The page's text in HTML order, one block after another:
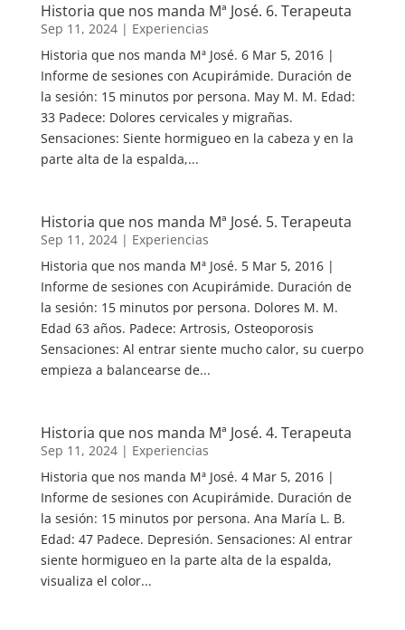
Historia que nos manda Mª José. 6. Terapeuta
Sep 11, 2024| Experiencias
Historia que nos manda Mª José. 6 Mar 5, 2016 |
Informe de sesiones con Acupirámide. Duración de
la sesión: 15 minutos por persona. May M. M. Edad:
33 Padece: Dolores cervicales y migrañas.
Sensaciones: Siente hormigueo en la cabeza y en la
parte alta de la espalda,...
Historia que nos manda Mª José. 5. Terapeuta
Sep 11, 2024| Experiencias
Historia que nos manda Mª José. 5 Mar 5, 2016 |
Informe de sesiones con Acupirámide. Duración de
la sesión: 15 minutos por persona. Dolores M. M.
Edad 63 años. Padece: Artrosis, Osteoporosis
Sensaciones: Al entrar siente mucho calor, su cuerpo
empieza a balancearse de...
Historia que nos manda Mª José. 4. Terapeuta
Sep 11, 2024| Experiencias
Historia que nos manda Mª José. 4 Mar 5, 2016 |
Informe de sesiones con Acupirámide. Duración de
la sesión: 15 minutos por persona. Ana María L. B.
Edad: 47 Padece. Depresión. Sensaciones: Al entrar
siente hormigueo en la parte alta de la espalda,
visualiza el color...